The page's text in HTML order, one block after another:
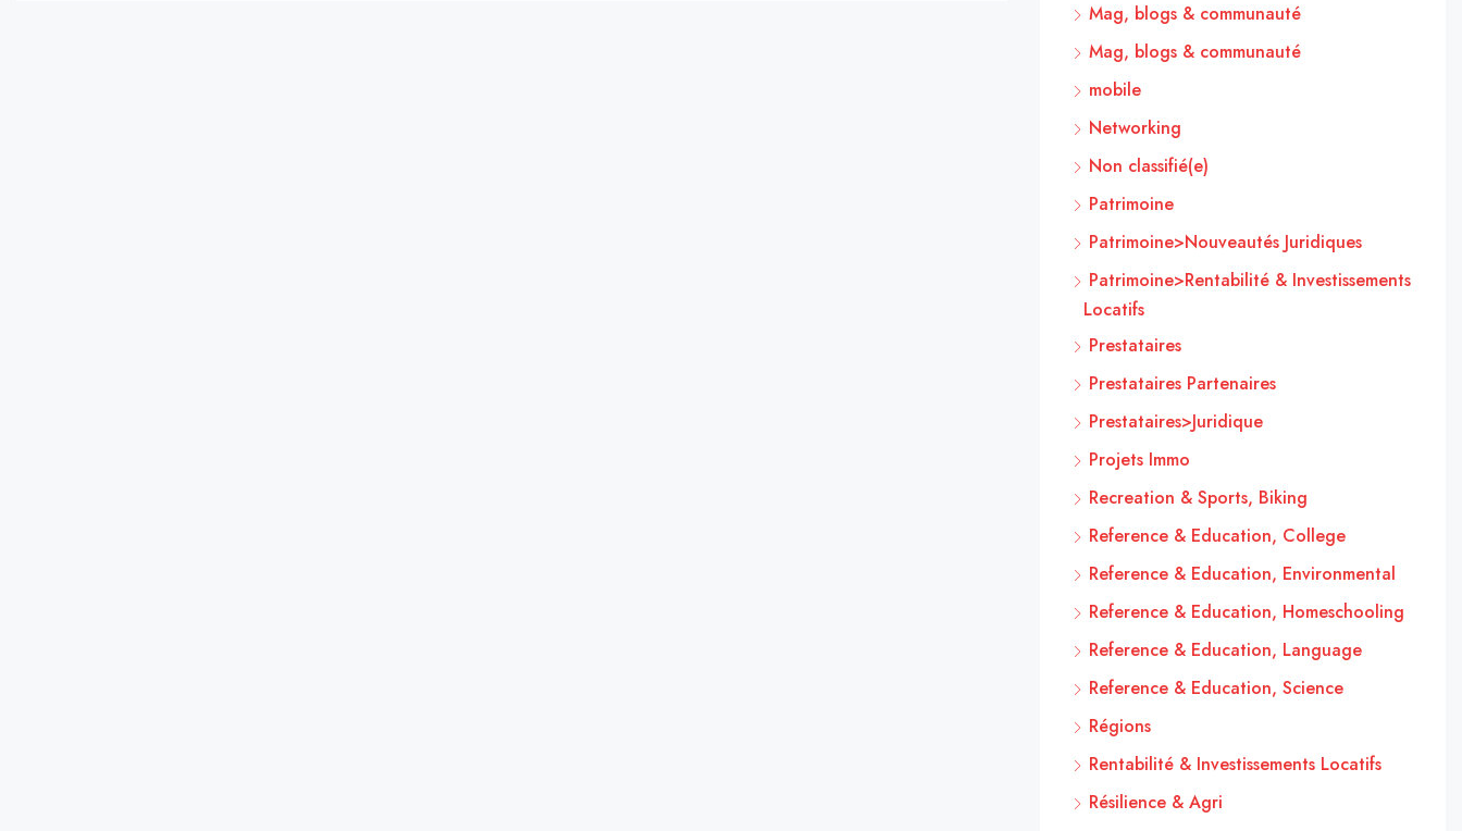
Mag, blogs & communauté
Mag, blogs & communauté
mobile
Networking
Non classifié(e)
Patrimoine
Patrimoine>Nouveautés Juridiques
Patrimoine>Rentabilité & Investissements
Locatifs
Prestataires
Prestataires Partenaires
Prestataires>Juridique
Projets Immo
Recreation & Sports, Biking
Reference & Education, College
Reference & Education, Environmental
Reference & Education, Homeschooling
Reference & Education, Language
Reference & Education, Science
Régions
Rentabilité & Investissements Locatifs
Résilience & Agri